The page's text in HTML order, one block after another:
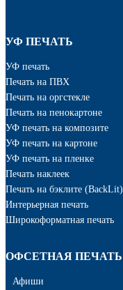
УФ ПЕЧАТЬ
УФ печать
Печать на ПВХ
Печать на оргстекле
Печать на пенокартоне
УФ печать на композите
УФ печать на картоне
УФ печать на пленке
Печать наклеек
Печать на бэклите (BackLit)
Интерьерная печать
Широкоформатная печать
ОФСЕТНАЯ ПЕЧАТЬ
Афиши